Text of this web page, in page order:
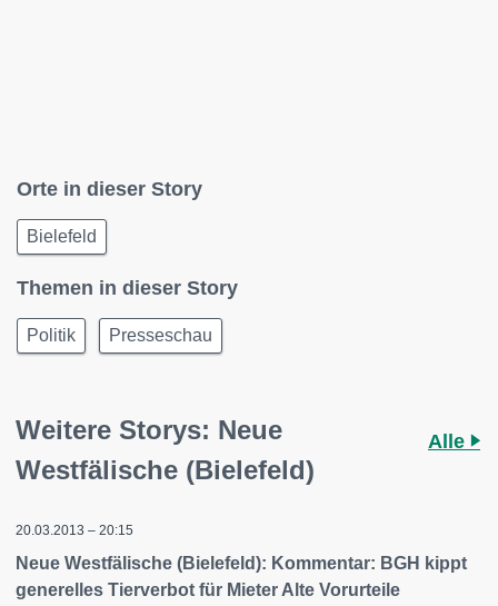
Orte in dieser Story
Bielefeld
Themen in dieser Story
Politik Presseschau
Weitere Storys: Neue
Westfälische (Bielefeld)
Alle
20.03.2013 – 20:15
Neue Westfälische (Bielefeld): Kommentar: BGH kippt
generelles Tierverbot für Mieter Alte Vorurteile